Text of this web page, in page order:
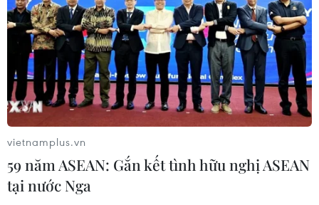
vietnamplus.vn
59 năm ASEAN: Gắn kết tình hữu nghị ASEAN
tại nước Nga